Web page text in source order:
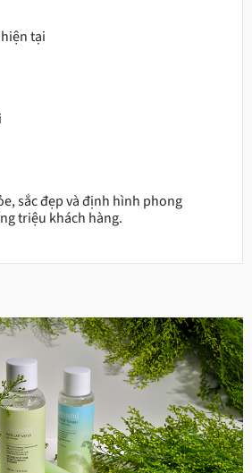
tại
sắc đẹp và định hình phong
triệu khách hàng.